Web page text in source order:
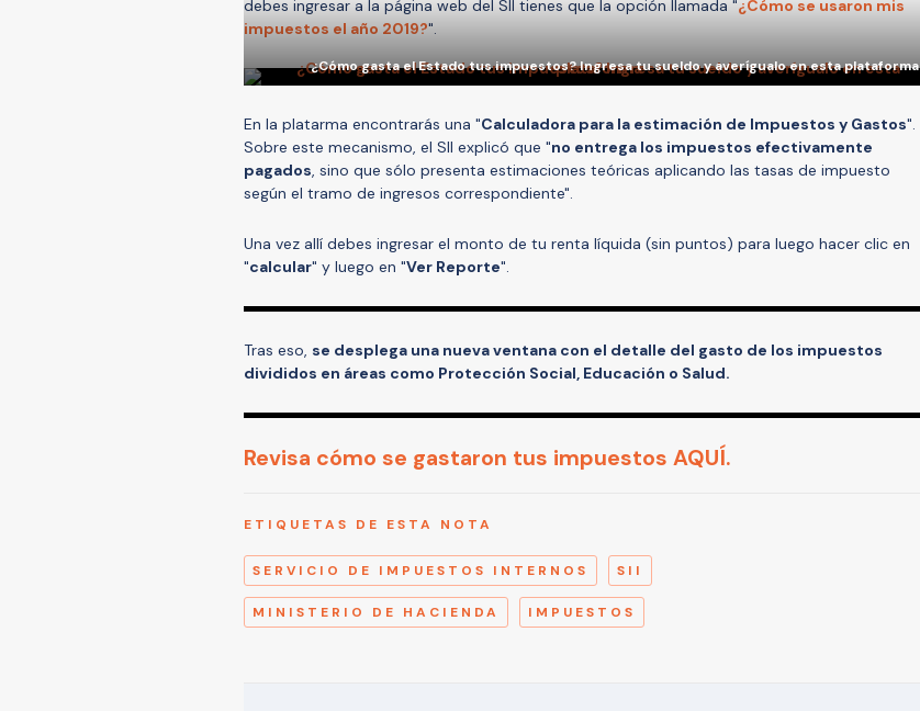
debes ingresar a la página web del SII tienes que la opción llamada "¿Cómo se usaron mis
impuestos el año 2019?".
¿Cómo gasta el Estado tus impuestos? Ingresa tu sueldo y averígualo en esta plataforma
En la platarma encontrarás una "Calculadora para la estimación de Impuestos y Gastos".
Sobre este mecanismo, el SII explicó que "no entrega los impuestos efectivamente
pagados, sino que sólo presenta estimaciones teóricas aplicando las tasas de impuesto
según el tramo de ingresos correspondiente".
Una vez allí debes ingresar el monto de tu renta líquida (sin puntos) para luego hacer clic en
"calcular" y luego en "Ver Reporte".
Tras eso, se desplega una nueva ventana con el detalle del gasto de los impuestos
divididos en áreas como Protección Social, Educación o Salud.
Revisa cómo se gastaron tus impuestos AQUÍ.
ETIQUETAS DE ESTA NOTA
SERVICIO DE IMPUESTOS INTERNOS SII
MINISTERIO DE HACIENDA IMPUESTOS